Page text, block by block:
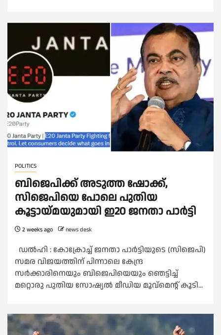
POLITICS
ബിജെപിക്ക് അടുത്ത ഷോക്ക്,
സിജെപിയെ പോലെ പുതിയ
കൂട്ടായ്മയുമായി ഇ20 ജനതാ പാര്‍ട്ടി
2 weeks ago news desk
ഡല്‍ഹി : കോക്രോച്ച്‌ ജനതാ പാർട്ടിയുടെ (സിജെപി)
സമര വിജയത്തിന് പിന്നാലെ കേന്ദ്ര
സർക്കാരിനെയും ബിജെപിയെയും ഞെട്ടിച്ച്‌
മറ്റൊരു പുതിയ സോഷ്യല്‍ മീഡിയ മൂവ്മെന്റ് കൂടി...